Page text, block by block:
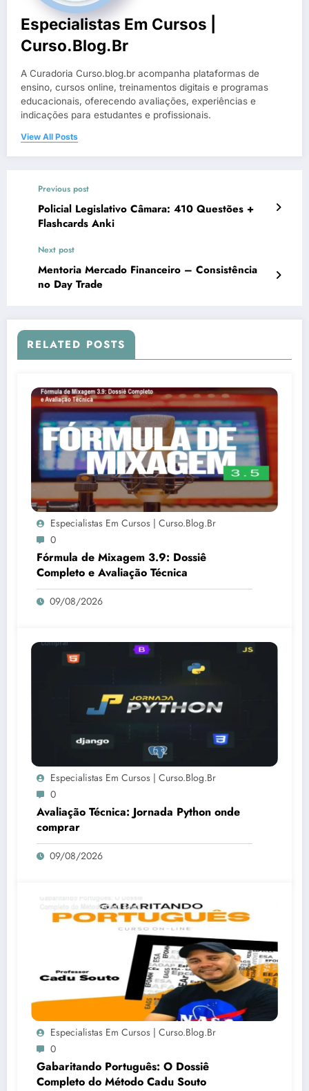
Especialistas Em Cursos |
Curso.blog.br
A Curadoria Curso.blog.br acompanha plataformas de
ensino, cursos online, treinamentos digitais e programas
educacionais, oferecendo avaliações, experiências e
indicações para estudantes e profissionais.
View All Posts
Previous post
Policial Legislativo Câmara: 410 Questões +
Flashcards Anki
Next post
Mentoria Mercado Financeiro – Consistência
no Day Trade
RELATED POSTS
Especialistas Em Cursos | Curso.blog.br
0
Fórmula de Mixagem 3.9: Dossiê
Completo e Avaliação Técnica
09/08/2026
Especialistas Em Cursos | Curso.blog.br
0
Avaliação Técnica: Jornada Python onde
comprar
09/08/2026
Especialistas Em Cursos | Curso.blog.br
0
Gabaritando Português: O Dossiê
Completo do Método Cadu Souto